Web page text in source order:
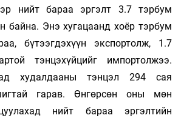
нийт бараа эргэлт 3.7 тэрбум
байна. Энэ хуга­­цаанд хоёр тэрбум
бү­тээгдэхүүн экспортолж, 1.7
тэн­цэ­хүй­­цийг импортолжээ.
худал­дааны тэнцэл 294 сая
гарав. Өнгөр­сөн оны мөн
нийт бараа эргэлтийн